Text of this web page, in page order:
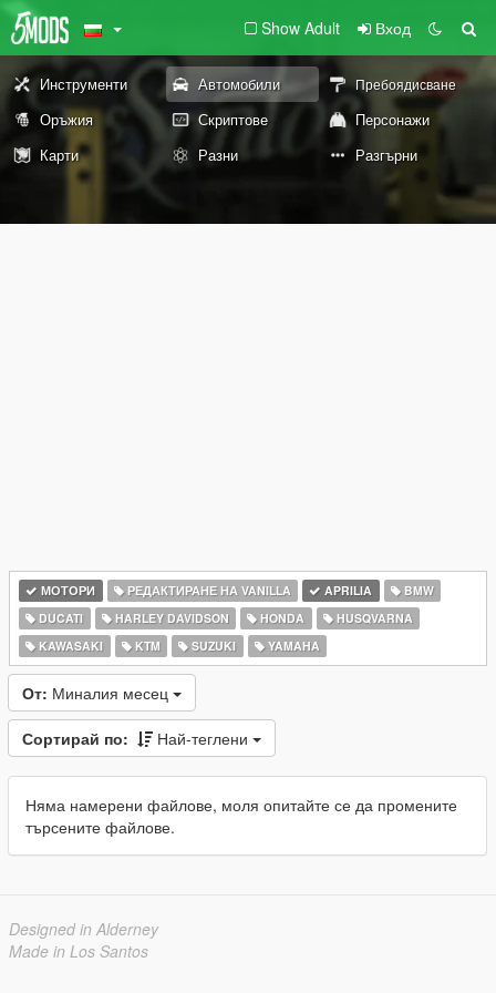
Show Adult Вход
Инструменти Автомобили Пребоядисване
Оръжия Скриптове
Персонажи
Карти
Разни Разгърни
МОТОРИ РЕДАКТИРАНЕ НА VANILLA APRILIA
BMW
DUCATI
HARLEY DAVIDSON HONDA
HUSQVARNA
KAWASAKI
KTM SUZUKI YAMAHA
От: Миналия месец
Сортирай по: Най-теглени
Няма намерени файлове, моля опитайте се да промените
търсените файлове.
Designed in Alderney
Made in Los Santos